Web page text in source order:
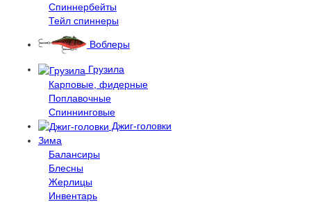
Спиннербейты
Тейл спиннеры
Воблеры
Грузила
Карповые, фидерные
Поплавочные
Спиннинговые
Джиг-головки
Зима
Балансиры
Блесны
Жерлицы
Инвентарь